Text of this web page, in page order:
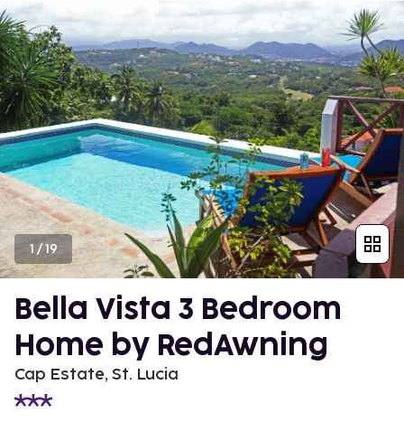
1 /19
Bella Vista 3 Bedroom
Home by RedAwning
Cap Estate, St. Lucia